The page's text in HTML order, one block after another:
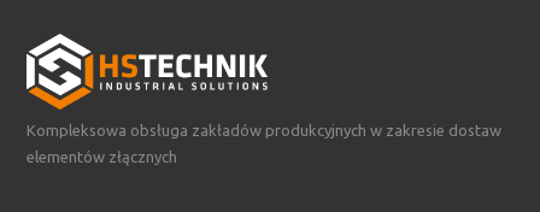
Kompleksowa obsługa zakładów produkcyjnych w zakresie dostaw
elementów złącznych